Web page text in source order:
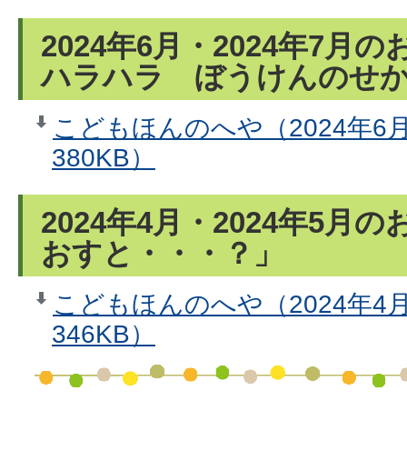
2024年6月・2024年7月の
ハラハラ ぼうけんのせ
こどもほんのへや（2024年6
380KB）
2024年4月・2024年5月の
おすと・・・？」
こどもほんのへや（2024年4
346KB）